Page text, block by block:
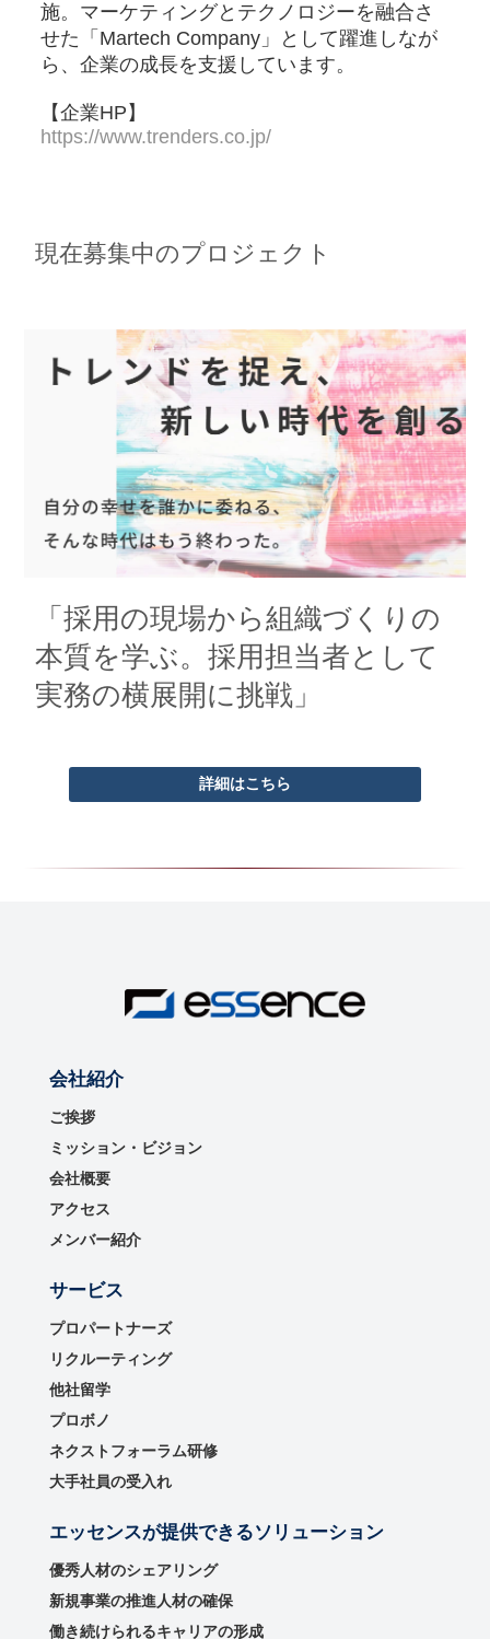
施。マーケティングとテクノロジーを融合さ
せた「Martech Company」として躍進しなが
ら、企業の成長を支援しています。
【企業HP】
https://www.trenders.co.jp/
現在募集中のプロジェクト
「採用の現場から組織づくりの
本質を学ぶ。採用担当者として
実務の横展開に挑戦」
詳細はこちら
会社紹介
ご挨拶
ミッション・ビジョン
会社概要
アクセス
メンバー紹介
サービス
プロパートナーズ
リクルーティング
他社留学
プロボノ
ネクストフォーラム研修
大手社員の受入れ
エッセンスが提供できるソリューション
優秀⼈材のシェアリング
新規事業の推進⼈材の確保
働き続けられるキャリアの形成